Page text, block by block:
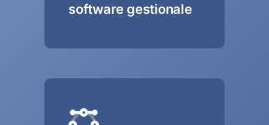
software gestionale